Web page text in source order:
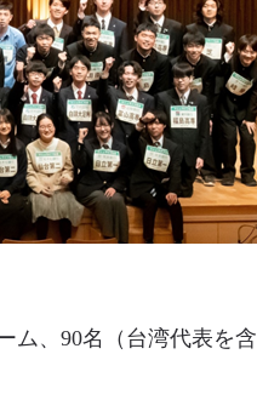
ム、90名（台湾代表を含